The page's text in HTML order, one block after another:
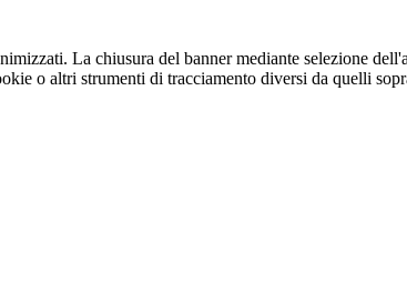
La chiusura del banner mediante selezione
o altri strumenti di tracciamento diversi da quelli